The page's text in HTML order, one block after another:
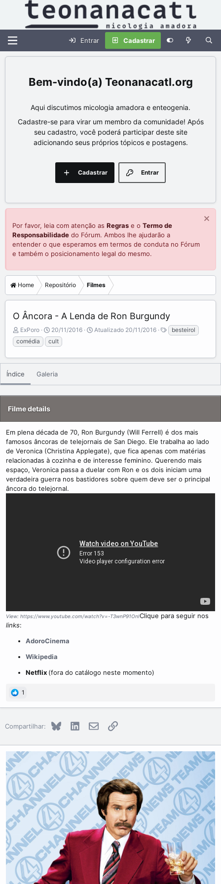
Entrar Cadastrar
Teonanacatl.org
Aqui discutimos micologia amadora e enteogenia.
Cadastre-se para virar um membro da comunidade! Após
seu cadastro, você poderá participar deste site
adicionando seus próprios tópicos e postagens.
Entrar
Cadastrar
Por favor, leia com atenção as Regras e o Termo de
Responsabilidade do Fórum. Ambos lhe ajudarão a
entender o que esperamos em termos de conduta no Fórum
e também o posicionamento legal do mesmo.
Home Repositório Filmes
O Âncora - A Lenda de Ron Burgundy
A
d
d
d
b
y
ExPoro
C
r
e
t
e
20/11/2016 Atualizado 20/11/2016
T
a
besteirol
comédia
cult
Índice Galeria
Filme details
Em plena década de 70, Ron Burgundy (Will Ferrell) é dos mais
famosos âncoras de telejornais de San Diego. Ele trabalha ao lado
de Veronica (Christina Applegate), que fica apenas com matérias
relacionadas à cozinha e de interesse feminino. Querendo mais
espaço, Veronica passa a duelar com Ron e os dois iniciam uma
verdadeira guerra nos bastidores sobre quem deve ser o principal
âncora do telejornal.
View: https://www.youtube.com/watch?v=-T3wnP91OnIClique para seguir nos
links:
AdoroCinema
Wikipedia
Netflix (fora do catálogo neste momento)
1
Compartilhar: BlueskyLinkedInE-mailLink